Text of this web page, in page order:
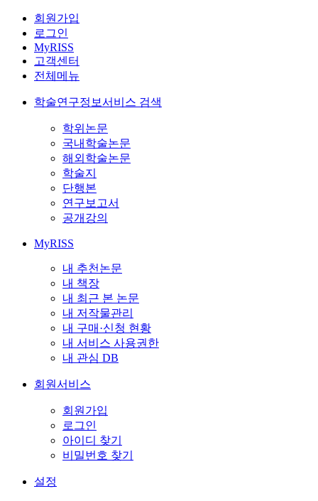
회원가입
로그인
MyRISS
고객센터
전체메뉴
학술연구정보서비스 검색
학위논문
국내학술논문
해외학술논문
학술지
단행본
연구보고서
공개강의
MyRISS
내 추천논문
내 책장
내 최근 본 논문
내 저작물관리
내 구매·신청 현황
내 서비스 사용권한
내 관심 DB
회원서비스
회원가입
로그인
아이디 찾기
비밀번호 찾기
설정